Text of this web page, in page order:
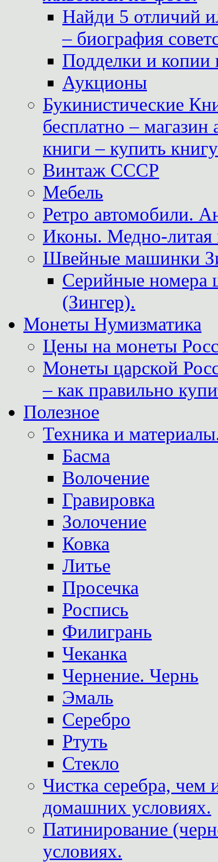
Найди 5 отличий
– биография
Подделки и копии
Аукционы
Букинистические
бесплатно –
книги – купить
Винтаж СССР
Мебель
Ретро автомобили.
Иконы. Медно-литая
Швейные машинки
Серийные
(Зингер).
Монеты Нумизматика
Цены на монеты
Монеты царской
– как правильно
Полезное
Техника и
Басма
Волочение
Гравировка
Золочение
Ковка
Литье
Просечка
Роспись
Филигрань
Чеканка
Чернение. Чернь
Эмаль
Серебро
Ртуть
Стекло
Чистка серебра, чем
домашних условиях.
Патинирование
условиях.